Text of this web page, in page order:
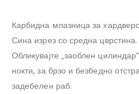
Карбидна млазница за
Сина изрез со средна цврстина.
Обликувајте „заоблен
нокти, за брзо и безбедно
задебелен раб.